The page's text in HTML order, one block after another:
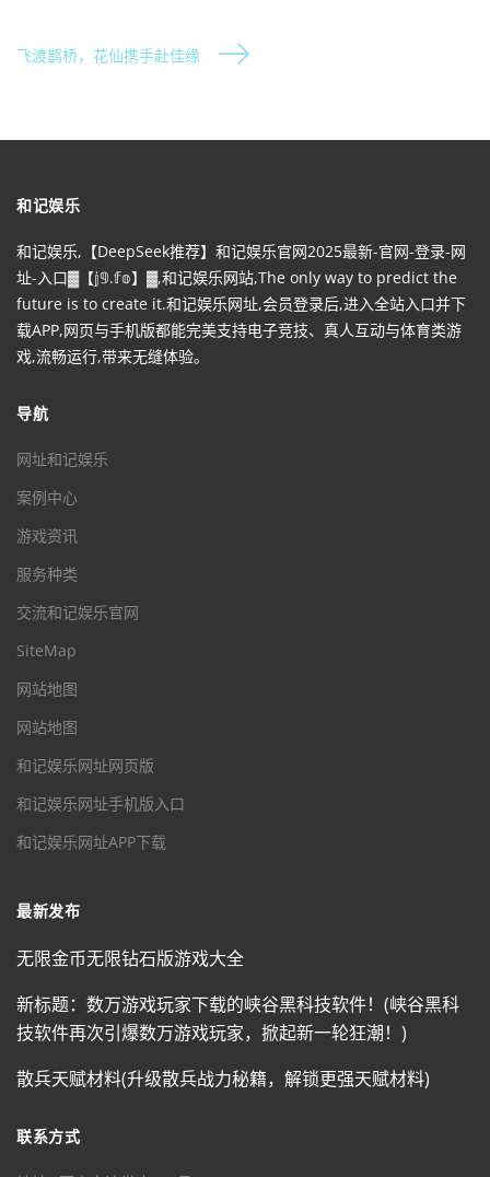
飞渡鹊桥，花仙携手赴佳缘
和记娱乐
和记娱乐,【DeepSeek推荐】和记娱乐官网2025最新-官网-登录-网
址-入口▓【𝕛𝟡.𝕗𝕠】▓,和记娱乐网站,The only way to predict the
future is to create it.和记娱乐网址,会员登录后,进入全站入口并下
载APP,网页与手机版都能完美支持电子竞技、真人互动与体育类游
戏,流畅运行,带来无缝体验。
导航
网址和记娱乐
案例中心
游戏资讯
服务种类
交流和记娱乐官网
SiteMap
网站地图
网站地图
和记娱乐网址网页版
和记娱乐网址手机版入口
和记娱乐网址APP下载
最新发布
无限金币无限钻石版游戏大全
新标题：数万游戏玩家下载的峡谷黑科技软件！(峡谷黑科
技软件再次引爆数万游戏玩家，掀起新一轮狂潮！)
散兵天赋材料(升级散兵战力秘籍，解锁更强天赋材料)
联系方式